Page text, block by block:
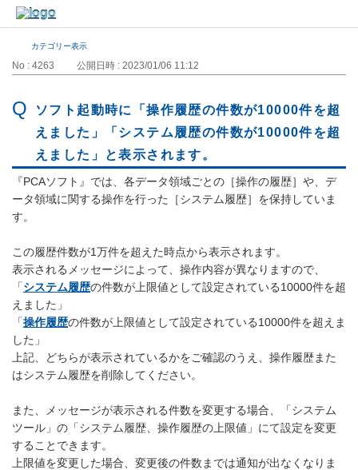
カテゴリー表示
No : 4263 公開日時 : 2023/01/06 11:12
ソフト起動時に「操作履歴の件数が10000件を超
えました」「システム履歴の件数が10000件を超
えました」と表示されます。
『PCAソフト』では、各データ領域ごとの［操作の履歴］や、デ
ータ領域に関する操作を行った［システム履歴］を保持していま
す。
この履歴件数が1万件を超えた時点から表示されます。
表示されるメッセージによって、操作内容が異なりますので、
「システム履歴の件数が上限値として設定されている10000件を超
えました」
「操作履歴の件数が上限値として設定されている10000件を超えま
した」
上記、どちらが表示されているかをご確認のうえ、操作履歴また
はシステム履歴を削除してください。
また、メッセージが表示される件数を変更する場合、「システム
ツール」の「システム履歴、操作履歴の上限値」にて設定を変更
することできます。
上限値を変更した場合、変更後の件数までは通知が出なくなりま